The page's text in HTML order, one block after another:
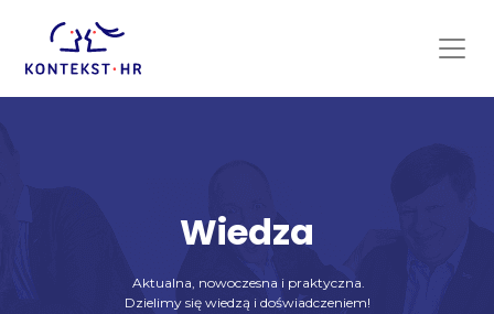
content
Wiedza
Aktualna, nowoczesna i praktyczna.
Dzielimy się wiedzą i doświadczeniem!